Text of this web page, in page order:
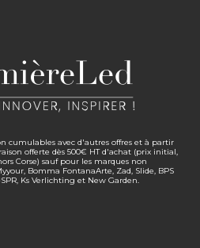
cumulables avec d'autres offres et à partir
offerte dès 500€ HT d'achat (prix initial,
Corse) sauf pour les marques non
Bomma FontanaArte, Zad, Slide, BPS
Ks Verlichting et New Garden.